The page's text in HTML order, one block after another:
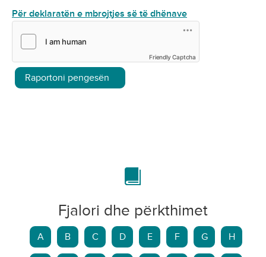
Për deklaratën e mbrojtjes së të dhënave
Friendly Captcha
Raportoni pengesën
Fjalori dhe përkthimet
A B C D E F G H